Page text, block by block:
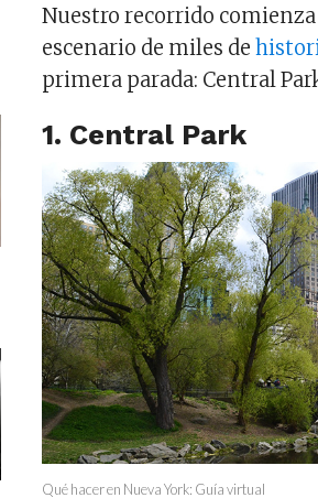
Nuestro recorrido
escenario de miles de
primera parada: Central
1. Central Park
Qué hacer en Nueva York: Guía virtual